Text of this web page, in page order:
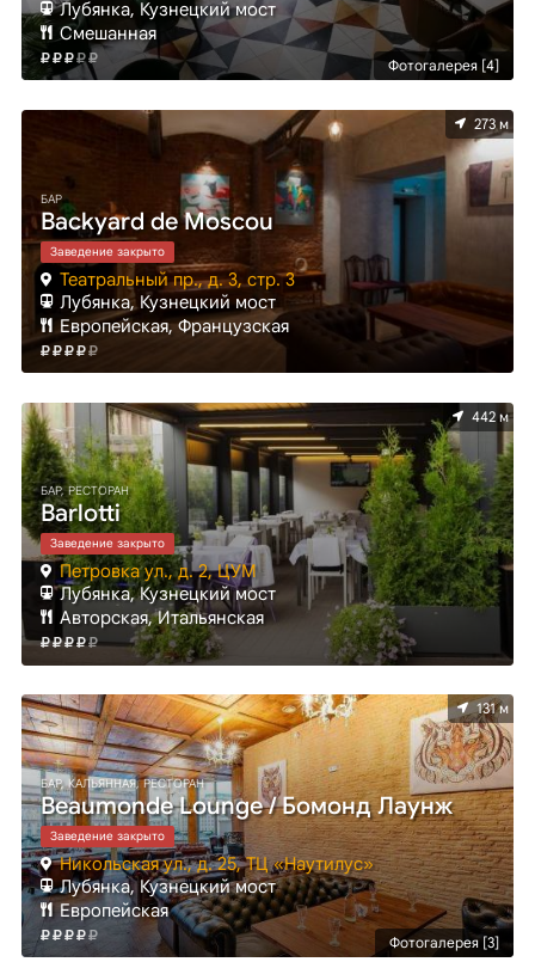
Фотогалерея [4]
Лубянка, Кузнецкий мост
Смешанная
273 м
БАР
Backyard de Moscou
Заведение закрыто
Театральный пр., д. 3, стр. 3
Лубянка, Кузнецкий мост
Европейская, Французская
442 м
БАР, РЕСТОРАН
Barlotti
Заведение закрыто
Петровка ул., д. 2, ЦУМ
Лубянка, Кузнецкий мост
Авторская, Итальянская
Фотогалерея [3]
131 м
БАР, КАЛЬЯННАЯ, РЕСТОРАН
Beaumonde Lounge / Бомонд Лаунж
Заведение закрыто
Никольская ул., д. 25, ТЦ «Наутилус»
Лубянка, Кузнецкий мост
Европейская